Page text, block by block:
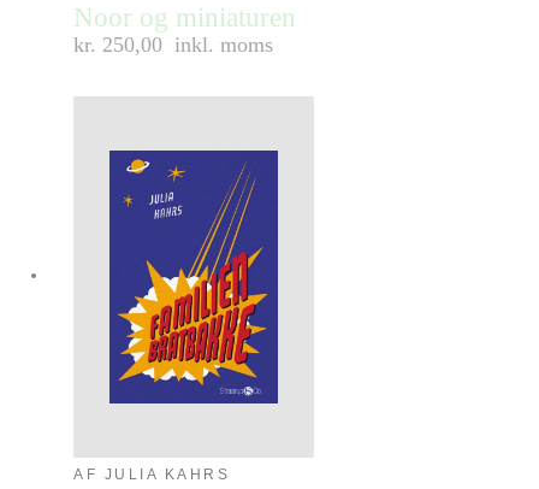
Noor og miniaturen
kr. 250,00 inkl. moms
AF JULIA KAHRS